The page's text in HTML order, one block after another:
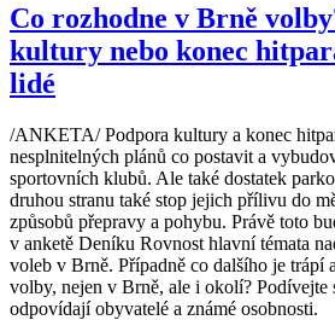
Co rozhodne v Brně
kultury nebo konec
lidé
/ANKETA/ Podpora kultury a konec
nesplnitelných plánů co postavit a
sportovních klubů. Ale také dostatek
druhou stranu také stop jejich přílivu do
způsobů přepravy a pohybu. Právě toto
v anketě Deníku Rovnost hlavní témata
voleb v Brně. Případně co dalšího je trápí
volby, nejen v Brně, ale i okolí? Podívejte
odpovídají obyvatelé a známé osobnosti.